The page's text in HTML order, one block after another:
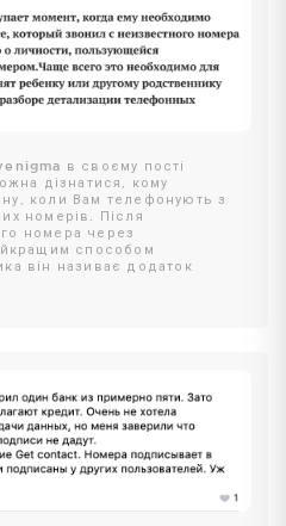
в своєму пості
дізнатися, кому
коли Вам телефонують з
номерів. Після
номера через
способом
він називає додаток